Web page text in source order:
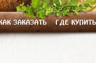
ЗАКАЗАТЬ ГДЕ КУПИТЬ